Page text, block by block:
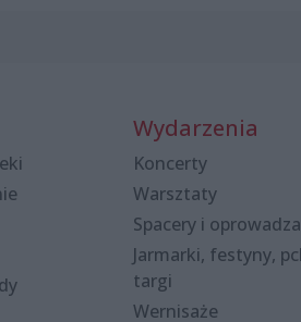
Wydarzenia
Koncerty
Warsztaty
Spacery i
Jarmarki, festyny,
targi
Wernisaże